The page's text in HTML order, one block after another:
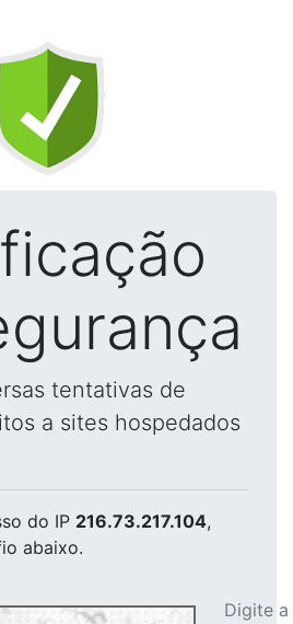
tentativas de
a sites hospedados
do IP 216.73.217.104,
abaixo.
Digite